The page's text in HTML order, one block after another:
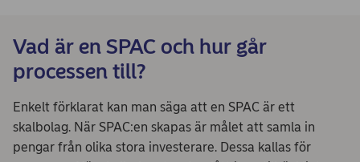
Vad är en SPAC och hur går
processen till?
Enkelt förklarat kan man säga att en SPAC är ett
skalbolag. När SPAC:en skapas är målet att samla in
pengar från olika stora investerare. Dessa kallas för